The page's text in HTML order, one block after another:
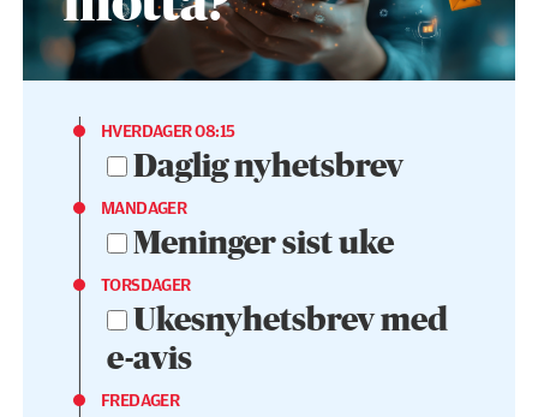
HVERDAGER 08:15
Daglig nyhetsbrev
MANDAGER
Meninger sist uke
TORSDAGER
Ukesnyhetsbrev med
e-avis
FREDAGER